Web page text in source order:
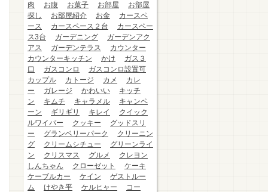
肉
お腹 お菓子 お部屋
お部屋
探し
お部屋紹介 お金
カースペ
ース
カースペース２台
カースペー
ス3台
ガーデニング
ガーデンアク
アス
ガーデンテラス
カウンター
カウンターキッチン
かけ
ガス３
口
ガスコンロ
ガスコンロ設置可
カップル
カトージ カメ
カレ
ー
ガレージ かわいい
キッチ
ン
キムチ キャラメル
キャンペ
ーン
ギリギリ キレイ
クイック
ルワイパー
クッキー
グッドスリ
ー
グランベリーパーク
クリーニン
グ
クリームシチュー
グリーンライ
ン
クリスマス グルメ
クレヨン
しんちゃん
クローゼット
ケーキ
ケーブルカー
ケイン
ゲストルー
ム
けやき平 ケルヒャー
コー